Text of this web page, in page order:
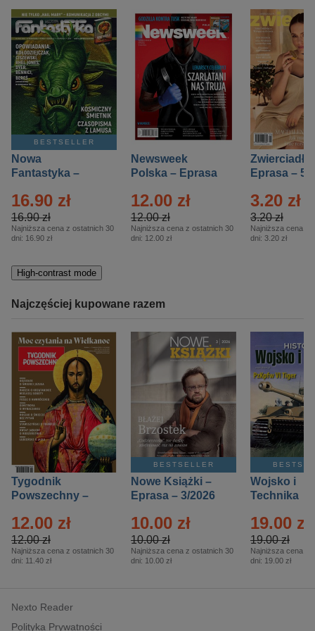
BESTSELLER
Nowa
Fantastyka –
16.90 zł
16.90 zł
Najniższa cena z ostatnich 30
dni: 16.90 zł
Newsweek
Polska – Eprasa
12.00 zł
12.00 zł
Najniższa cena z ostatnich 30
dni: 12.00 zł
Zwierciadło
Eprasa – 5/
3.20 zł
3.20 zł
Najniższa cena z
dni: 3.20 zł
High-contrast mode
Najczęściej kupowane razem
Tygodnik
Powszechny –
12.00 zł
12.00 zł
Najniższa cena z ostatnich 30
dni: 11.40 zł
BESTSELLER
Nowe Książki –
Eprasa – 3/2026
10.00 zł
10.00 zł
Najniższa cena z ostatnich 30
dni: 10.00 zł
Wojsko i
Technika
– 2/2026
19.00 zł
19.00 zł
Najniższa cena z
dni: 19.00 zł
Nexto Reader
Polityka Prywatności